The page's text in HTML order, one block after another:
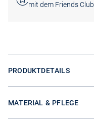
mit dem Friends Club
PRODUKTDETAILS
MATERIAL & PFLEGE